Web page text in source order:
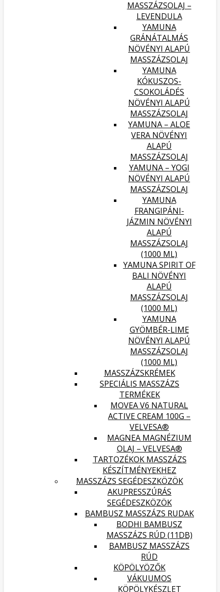
MASSZÁZSOLAJ –
LEVENDULA
YAMUNA
GRÁNÁTALMÁS
NÖVÉNYI ALAPÚ
MASSZÁZSOLAJ
YAMUNA
KÓKUSZOS-
CSOKOLÁDÉS
NÖVÉNYI ALAPÚ
MASSZÁZSOLAJ
YAMUNA – ALOE
VERA NÖVÉNYI
ALAPÚ
MASSZÁZSOLAJ
YAMUNA – YOGI
NÖVÉNYI ALAPÚ
MASSZÁZSOLAJ
YAMUNA
FRANGIPÁNI-
JÁZMIN NÖVÉNYI
ALAPÚ
MASSZÁZSOLAJ
(1000 ML)
YAMUNA SPIRIT OF
BALI NÖVÉNYI
ALAPÚ
MASSZÁZSOLAJ
(1000 ML)
YAMUNA
GYÖMBÉR-LIME
NÖVÉNYI ALAPÚ
MASSZÁZSOLAJ
(1000 ML)
MASSZÁZSKRÉMEK
SPECIÁLIS MASSZÁZS
TERMÉKEK
MOVEA V6 NATURAL
ACTIVE CREAM 100G –
VELVESA®
MAGNEA MAGNÉZIUM
OLAJ – VELVESA®
TARTOZÉKOK MASSZÁZS
KÉSZÍTMÉNYEKHEZ
MASSZÁZS SEGÉDESZKÖZÖK
AKUPRESSZÚRÁS
SEGÉDESZKÖZÖK
BAMBUSZ MASSZÁZS RUDAK
BODHI BAMBUSZ
MASSZÁZS RÚD (11DB)
BAMBUSZ MASSZÁZS
RÚD
KÖPÖLYÖZŐK
VÁKUUMOS
KÖPÖLYKÉSZLET